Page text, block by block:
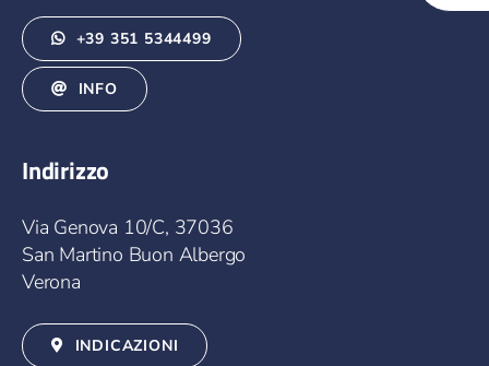
+39 351 5344499
INFO
Indirizzo
Via Genova 10/C, 37036
San Martino Buon Albergo
Verona
INDICAZIONI